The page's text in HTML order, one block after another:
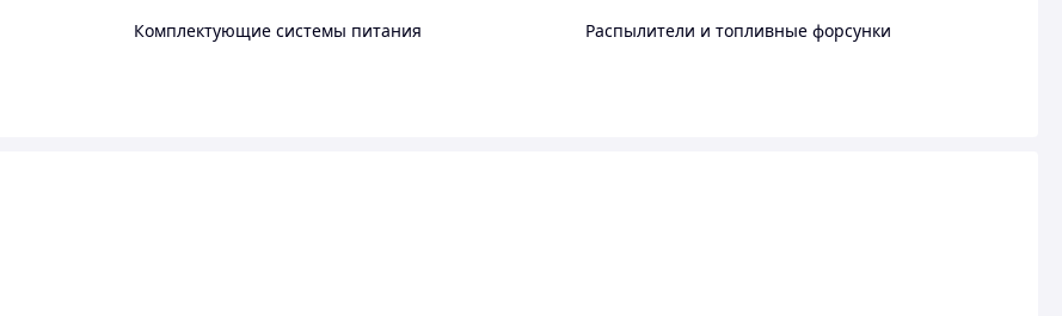
Комплектующие системы питания
Распылители и топливные форсунки